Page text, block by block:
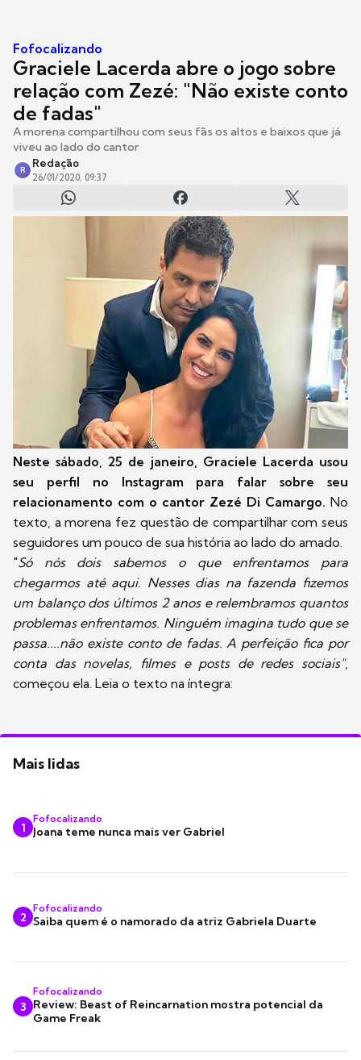
Fofocalizando
Graciele Lacerda abre o jogo sobre
relação com Zezé: "Não existe conto
de fadas"
A morena compartilhou com seus fãs os altos e baixos que já
viveu ao lado do cantor
R
Redação
26/01/2020, 09:37
Neste sábado, 25 de janeiro, Graciele Lacerda usou
seu perfil no Instagram para falar sobre seu
relacionamento com o cantor Zezé Di Camargo. No
texto, a morena fez questão de compartilhar com seus
seguidores um pouco de sua história ao lado do amado.
"Só nós dois sabemos o que enfrentamos para
chegarmos até aqui. Nesses dias na fazenda fizemos
um balanço dos últimos 2 anos e relembramos quantos
problemas enfrentamos. Ninguém imagina tudo que se
passa....não existe conto de fadas. A perfeição fica por
conta das novelas, filmes e posts de redes sociais",
começou ela. Leia o texto na íntegra:
Mais lidas
1
Fofocalizando
Joana teme nunca mais ver Gabriel
2
Fofocalizando
Saiba quem é o namorado da atriz Gabriela Duarte
3
Fofocalizando
Review: Beast of Reincarnation mostra potencial da
Game Freak